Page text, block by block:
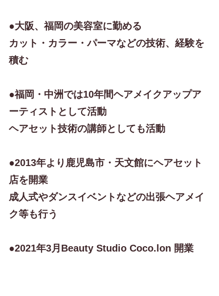
●大阪、福岡の美容室に勤める
カット・カラー・パーマなどの技術、経験を
積む
●福岡・中洲では10年間ヘアメイクアップア
ーティストとして活動
ヘアセット技術の講師としても活動
●2013年より鹿児島市・天文館にヘアセット
店を開業
成人式やダンスイベントなどの出張ヘアメイ
ク等も行う
●2021年3月Beauty Studio Coco.lon 開業